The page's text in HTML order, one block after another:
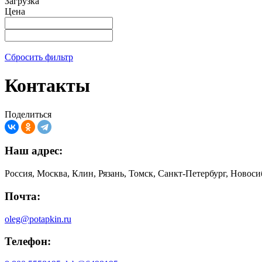
Цена
Сбросить фильтр
Контакты
Поделиться
Наш адрес:
Россия, Москва, Клин, Рязань, Томск, Санкт-Петербург,
Почта:
oleg@potapkin.ru
Телефон: